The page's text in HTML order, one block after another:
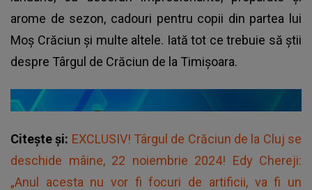
arome de sezon, cadouri pentru copii din partea lui
Moș Crăciun și multe altele. Iată tot ce trebuie să știi
despre Târgul de Crăciun de la Timișoara.
Citește și: EXCLUSIV! Târgul de Crăciun de la Cluj se
deschide mâine, 22 noiembrie 2024! Edy Chereji:
„Anul acesta nu vor fi focuri de artificii, va fi un